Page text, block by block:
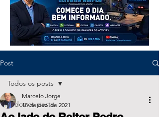
Post
Todos os posts
Todos os posts
Marcelo Jorge
18 de dez. de 2021